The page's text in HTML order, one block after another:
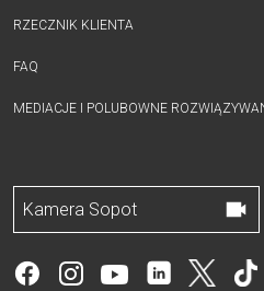
RZECZNIK KLIENTA
FAQ
MEDIACJE I POLUBOWNE
Kamera Sopot